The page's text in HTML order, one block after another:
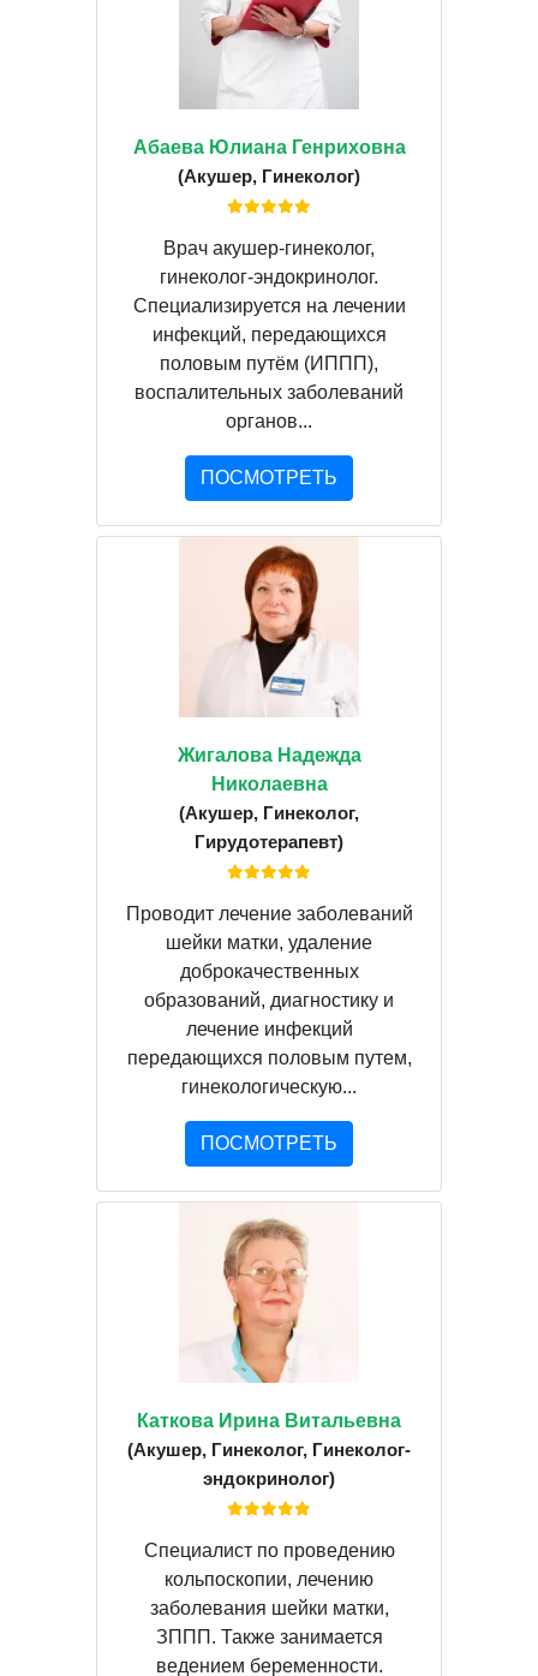
Абаева Юлиана Генриховна
(Акушер, Гинеколог)
Врач акушер-гинеколог,
гинеколог-эндокринолог.
Специализируется на лечении
инфекций, передающихся
половым путём (ИППП),
воспалительных заболеваний
органов...
ПОСМОТРЕТЬ
Жигалова Надежда
Николаевна
(Акушер, Гинеколог,
Гирудотерапевт)
Проводит лечение заболеваний
шейки матки, удаление
доброкачественных
образований, диагностику и
лечение инфекций
передающихся половым путем,
гинекологическую...
ПОСМОТРЕТЬ
Каткова Ирина Витальевна
(Акушер, Гинеколог, Гинеколог-
эндокринолог)
Специалист по проведению
кольпоскопии, лечению
заболевания шейки матки,
ЗППП. Также занимается
ведением беременности.